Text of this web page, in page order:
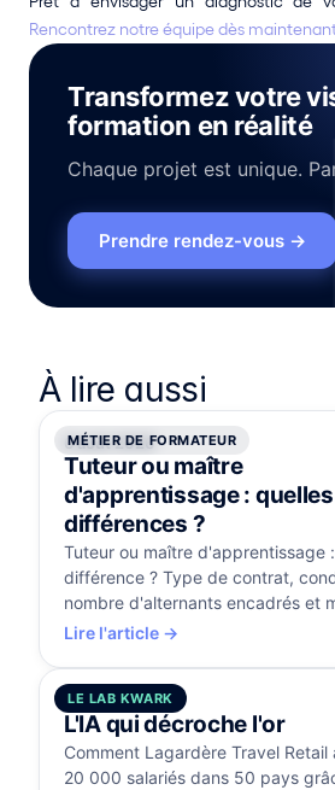
Rencontrez notre équipe dès
Transformez votre
formation en réalité
Chaque projet est unique.
Prendre rendez-vous →
À lire aussi
MÉTIER DE FORMATEUR
6 août 2026
Tuteur ou maître
d'apprentissage : quelles
différences ?
Tuteur ou maître d'apprentissage
différence ? Type de contrat,
nombre d'alternants encadrés et
comparés, avec la certification
Lire l'article →
LE LAB KWARK
5 août 2026
L'IA qui décroche l'or
Comment Lagardère Travel Retail
20 000 salariés dans 50 pays